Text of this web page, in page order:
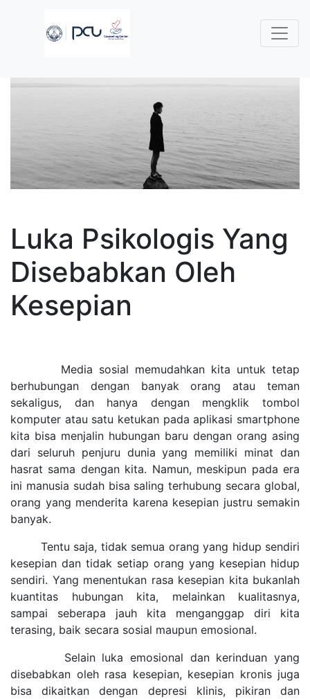
Luka Psikologis Yang
Disebabkan Oleh
Kesepian
Media sosial memudahkan kita untuk tetap
berhubungan dengan banyak orang atau teman
sekaligus, dan hanya dengan mengklik tombol
komputer atau satu ketukan pada aplikasi smartphone
kita bisa menjalin hubungan baru dengan orang asing
dari seluruh penjuru dunia yang memiliki minat dan
hasrat sama dengan kita. Namun, meskipun pada era
ini manusia sudah bisa saling terhubung secara global,
orang yang menderita karena kesepian justru semakin
banyak.
Tentu saja, tidak semua orang yang hidup sendiri
kesepian dan tidak setiap orang yang kesepian hidup
sendiri. Yang menentukan rasa kesepian kita bukanlah
kuantitas hubungan kita, melainkan kualitasnya,
sampai seberapa jauh kita menganggap diri kita
terasing, baik secara sosial maupun emosional.
Selain luka emosional dan kerinduan yang
disebabkan oleh rasa kesepian, kesepian kronis juga
bisa dikaitkan dengan depresi klinis, pikiran dan